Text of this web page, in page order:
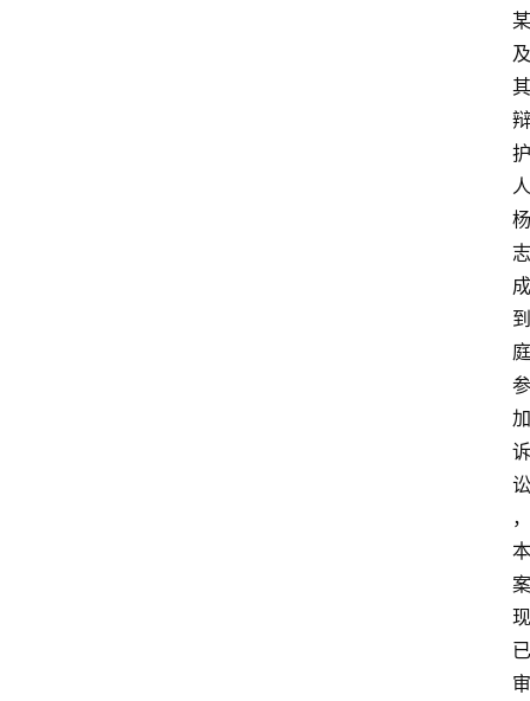
某
及
其
辩
护
人
杨
志
成
到
庭
参
加
诉
讼
，
本
案
现
已
审